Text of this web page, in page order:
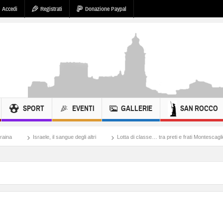
Accedi Registrati Donazione Paypal
SPORT EVENTI GALLERIE SAN ROCCO
degli altri Lotta di classe… tra preti e frati Montescaglioso Tonache,